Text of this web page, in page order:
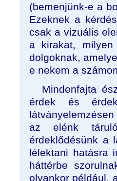
(bemenjünk-e a
Ezeknek a
csak a vizuális
a kirakat,
dolgoknak,
e nekem a
Mindenfajta
érdek és
az elénk
érdeklődésünk a
lélektani hatásra
háttérbe
olyankor például,